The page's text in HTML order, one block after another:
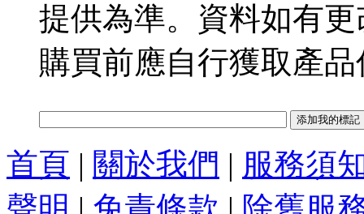
提供為準。資料如有
購買前應自行獲取產
首頁 | 關於我們 | 服務須